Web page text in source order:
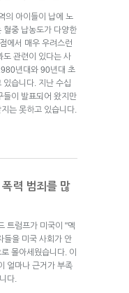
의 아이들이 납에 노
혈중 납농도가 다양한
에서 매우 우려스런
도 관련이 있다는 사
년대와 90년대 초
있습니다. 지난 수십
들이 발표되어 왔지만
는 못하고 있습니다.
력 범죄를 많
트럼프가 미국이 "멕
들을 미국 사회가 안
몰아세웠습니다. 이
얼마나 근거가 부족
다.